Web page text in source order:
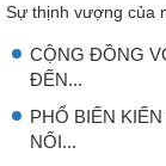
Sự thịnh vượng của
CỘNG ĐỒNG
ĐẾN...
PHỔ BIẾN
NỐI...